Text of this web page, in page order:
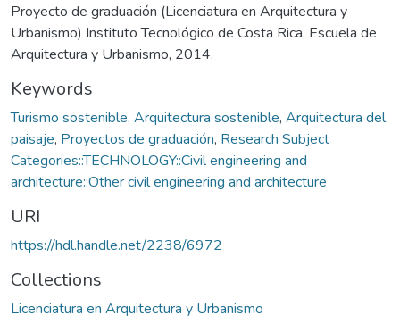
Proyecto de graduación (Licenciatura en Arquitectura y
Urbanismo) Instituto Tecnológico de Costa Rica, Escuela de
Arquitectura y Urbanismo, 2014.
Keywords
Turismo sostenible, Arquitectura sostenible, Arquitectura del
paisaje, Proyectos de graduación, Research Subject
Categories::TECHNOLOGY::Civil engineering and
architecture::Other civil engineering and architecture
URI
https://hdl.handle.net/2238/6972
Collections
Licenciatura en Arquitectura y Urbanismo